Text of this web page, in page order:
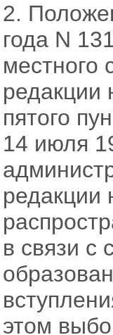
2.
года N
местного
редакции
пятого
14 июля
редакции
в связи с
этом